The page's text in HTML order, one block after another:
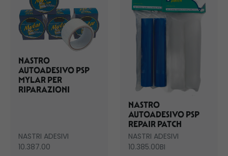
NASTRO
AUTOADESIVO PSP
MYLAR PER
RIPARAZIONI
NASTRI ADESIVI
10.387.00
NASTRO
AUTOADESIVO PSP
REPAIR PATCH
NASTRI ADESIVI
10.385.00BI